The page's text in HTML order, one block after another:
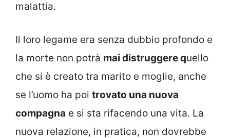
malattia.
Il loro legame era senza dubbio profondo e
la morte non potrà mai distruggere quello
che si è creato tra marito e moglie, anche
se l’uomo ha poi trovato una nuova
compagna e si sta rifacendo una vita. La
nuova relazione, in pratica, non dovrebbe